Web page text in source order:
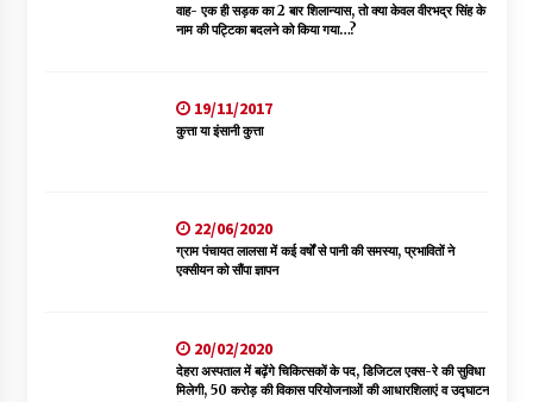
वाह- एक ही सड़क का 2 बार शिलान्यास, तो क्या केवल वीरभद्र सिंह के
नाम की पट्टिका बदलने को किया गया…?
19/11/2017
कुत्ता या इंसानी कुत्ता
22/06/2020
ग्राम पंचायत लालसा में कई वर्षों से पानी की समस्या, प्रभावितों ने
एक्सीयन को सौंपा ज्ञापन
20/02/2020
देहरा अस्पताल में बढ़ेंगे चिकित्सकों के पद, डिजिटल एक्स-रे की सुविधा
मिलेगी, 50 करोड़ की विकास परियोजनाओं की आधारशिलाएं व उद्घाटन